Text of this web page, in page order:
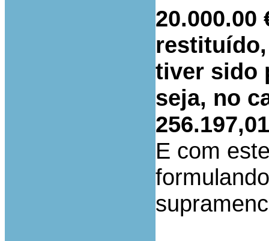
20.000.00
tiver sido
seja, no
E com